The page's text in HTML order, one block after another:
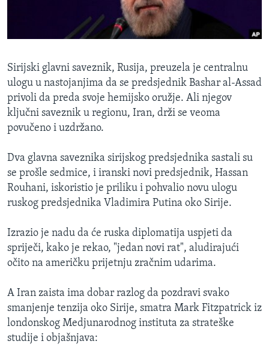
O GLASU AMERIKE
Learning English
PRATITE NAS
Jezici
Sirijski glavni saveznik, Rusija, preuzela je centralnu
ulogu u nastojanjima da se predsjednik Bashar al-Assad
privoli da preda svoje hemijsko oružje. Ali njegov
ključni saveznik u regionu, Iran, drži se veoma
povučeno i uzdržano.
Dva glavna saveznika sirijskog predsjednika sastali su
se prošle sedmice, i iranski novi predsjednik, Hassan
Rouhani, iskoristio je priliku i pohvalio novu ulogu
ruskog predsjednika Vladimira Putina oko Sirije.
Izrazio je nadu da će ruska diplomatija uspjeti da
spriječi, kako je rekao, "jedan novi rat", aludirajući
očito na američku prijetnju zračnim udarima.
A Iran zaista ima dobar razlog da pozdravi svako
smanjenje tenzija oko Sirije, smatra Mark Fitzpatrick iz
londonskog Medjunarodnog instituta za strateške
studije i objašnjava: